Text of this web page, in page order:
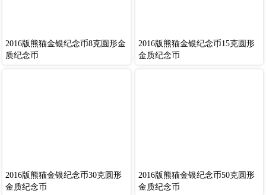
2016版熊猫金银纪念币8克圆形金
质纪念币
2016版熊猫金银纪念币15克圆形
金质纪念币
2016版熊猫金银纪念币30克圆形
金质纪念币
2016版熊猫金银纪念币50克圆形
金质纪念币